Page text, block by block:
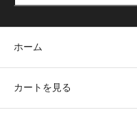
ホーム
カートを見る